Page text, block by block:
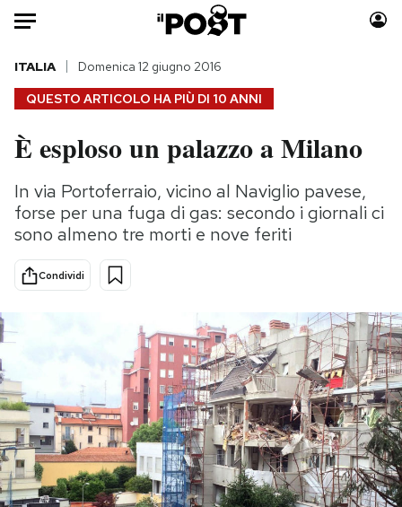
Auto
HOME
Italia
Politica
Tecnologia
Scienza
Moda
Consumismi
Storie/Idee
Altrecose
Mondiali calcio 2026
PODCAST
NEWSLETTER
QUESTO ARTICOLO HA PIÙ DI 10 ANNI
ITALIA Domenica 12 giugno 2016
È esploso un palazzo a Milano
In via Portoferraio, vicino al Naviglio pavese,
forse per una fuga di gas: secondo i giornali ci
sono almeno tre morti e nove feriti
Condividi